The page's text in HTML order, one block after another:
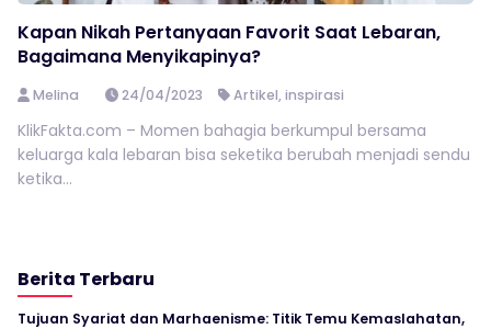
Kapan Nikah Pertanyaan Favorit Saat Lebaran,
Bagaimana Menyikapinya?
Melina 24/04/2023 Artikel,inspirasi
KlikFakta.com – Momen bahagia berkumpul bersama
keluarga kala lebaran bisa seketika berubah menjadi sendu
ketika...
Berita Terbaru
Tujuan Syariat dan Marhaenisme: Titik Temu Kemaslahatan,